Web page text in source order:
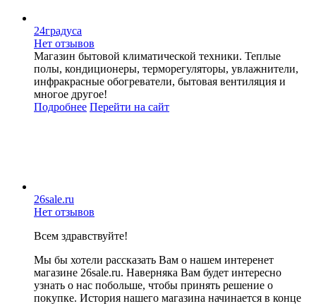
24градуса
Нет отзывов
Магазин бытовой климатической техники. Теплые
полы, кондиционеры, терморегуляторы, увлажнители,
инфракрасные обогреватели, бытовая вентиляция и
многое другое!
Подробнее Перейти на сайт
26sale.ru
Нет отзывов
Всем здравствуйте!
Мы бы хотели рассказать Вам о нашем интеренет
магазине 26sale.ru. Наверняка Вам будет интересно
узнать о нас побольше, чтобы принять решение о
покупке. История нашего магазина начинается в конце